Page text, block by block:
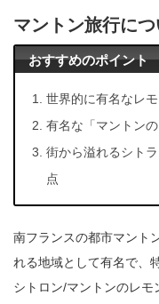
マントン旅行につ
おすすめのポイント
世界的に有名なレ
有名な「マントン
街から溢れるシト
点
南フランスの都市マント
れる地域として有名で、
シトロン/マントンのレ